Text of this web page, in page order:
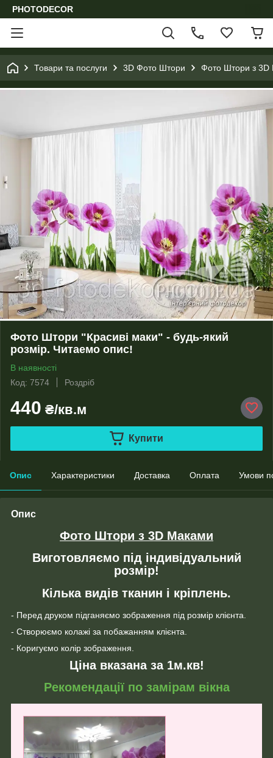
PHOTODECOR
Товари та послуги 3D Фото Штори Фото Штори з 3D
Фото Штори "Красиві маки" - будь-який
розмір. Читаемо опис!
В наявності
Код: 7574
Роздріб
440 ₴/кв.м
Купити
Опис Характеристики Доставка Оплата Умови
Опис
Фото Штори з 3D Маками
Виготовляємо під індивідуальний
розмір!
Кілька видів тканин і кріплень.
- Перед друком підганяємо зображення під розмір клієнта.
- Створюємо колажі за побажанням клієнта.
- Коригуємо колір зображення.
Ціна вказана за 1м.кв!
Рекомендації по замірам вікна